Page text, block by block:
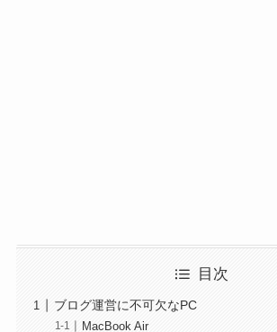
目次
ブログ運営に不可欠なPC
MacBook Air